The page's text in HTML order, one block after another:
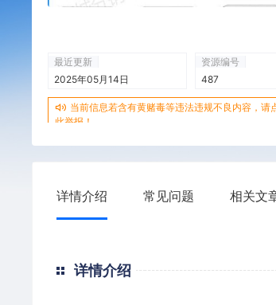
最近更新
2025年05月14日
资源编号
487
当前信息若含有黄赌毒等违法违规不良内容，请
此举报！
详情介绍 常见问题 相关文
详情介绍